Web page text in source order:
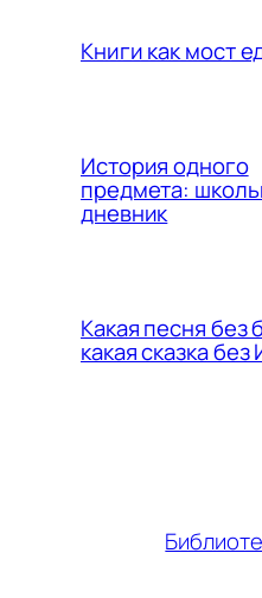
Книги как мост
История одного
предмета:
дневник
Какая песня без
какая сказка без